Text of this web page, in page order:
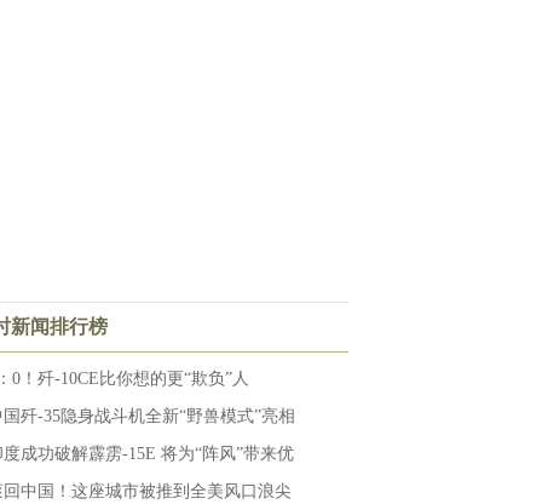
新闻排行榜
0！歼-10CE比你想的更“欺负”人
国歼-35隐身战斗机全新“野兽模式”亮相
度成功破解霹雳-15E 将为“阵风”带来优
回中国！这座城市被推到全美风口浪尖